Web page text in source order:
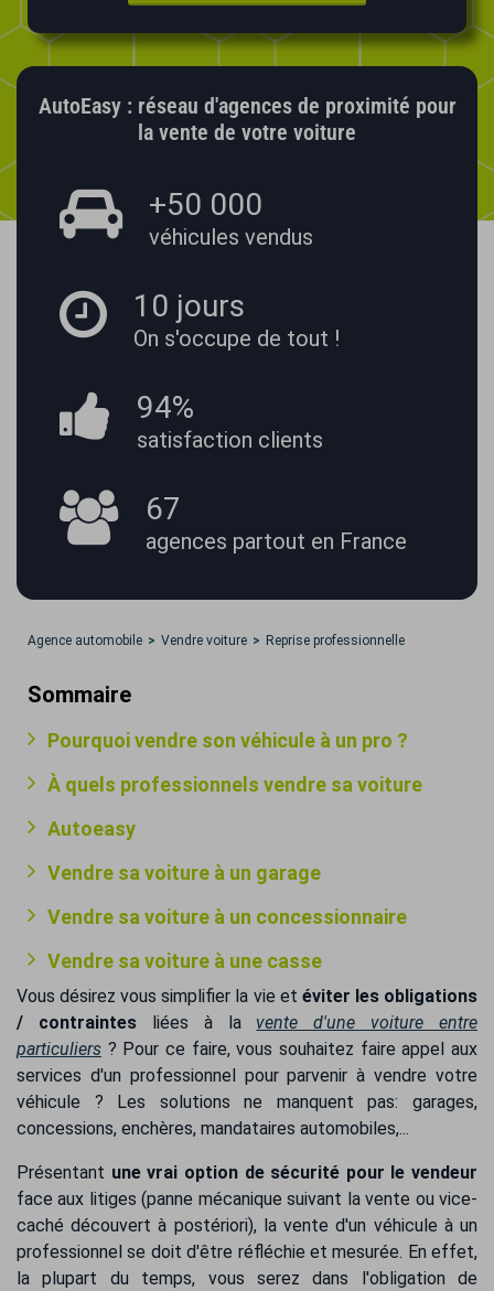
AutoEasy : réseau d'agences de proximité pour
la vente de votre voiture
+50 000
véhicules vendus
10 jours
On s'occupe de tout !
94%
satisfaction clients
67
agences partout en France
Agence automobile Vendre voiture Reprise professionnelle
Vous désirez vous simplifier la vie et éviter les obligations
/ contraintes liées à la vente d'une voiture entre
particuliers ? Pour ce faire, vous souhaitez faire appel aux
services d'un professionnel pour parvenir à vendre votre
véhicule ? Les solutions ne manquent pas: garages,
concessions, enchères, mandataires automobiles,...
Présentant une vrai option de sécurité pour le vendeur
face aux litiges (panne mécanique suivant la vente ou vice-
caché découvert à postériori), la vente d'un véhicule à un
professionnel se doit d'être réfléchie et mesurée. En effet,
la plupart du temps, vous serez dans l'obligation de
Sommaire
Pourquoi vendre son véhicule à un pro ?
À quels professionnels vendre sa voiture
Autoeasy
Vendre sa voiture à un garage
Vendre sa voiture à un concessionnaire
Vendre sa voiture à une casse